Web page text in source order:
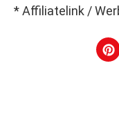
* Affiliatelink /